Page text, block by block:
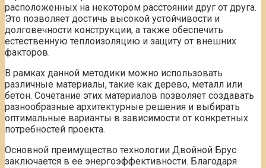
расположенных на некотором расстоянии друг от друга.
Это позволяет достичь высокой устойчивости и
долговечности конструкции, а также обеспечить
естественную теплоизоляцию и защиту от внешних
факторов.
В рамках данной методики можно использовать
различные материалы, такие как дерево, металл или
бетон. Сочетание этих материалов позволяет создавать
разнообразные архитектурные решения и выбирать
оптимальные варианты в зависимости от конкретных
потребностей проекта.
Основной преимущество технологии Двойной Брус
заключается в ее энергоэффективности. Благодаря